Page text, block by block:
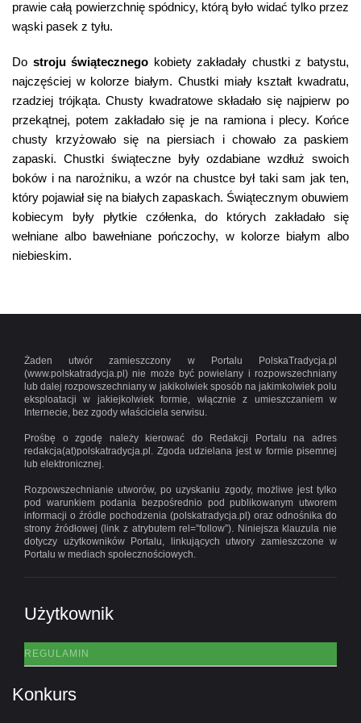
prawie całą powierzchnię spódnicy, którą było widać tylko przez
wąski pasek z tyłu.
Do stroju świątecznego kobiety zakładały chustki z batystu,
najczęściej w kolorze białym. Chustki miały kształt kwadratu,
rzadziej trójkąta. Chusty kwadratowe składało się najpierw po
przekątnej, potem zakładało się je na ramiona i plecy. Końce
chusty krzyżowało się na piersiach i chowało za paskiem
zapaski. Chustki świąteczne były ozdabiane wzdłuż swoich
boków i na narożniku, a wzór na chustce był taki sam jak ten,
który pojawiał się na białych zapaskach. Świątecznym obuwiem
kobiecym były płytkie czółenka, do których zakładało się
wełniane albo bawełniane pończochy, w kolorze białym albo
niebieskim.
Żaden utwór zamieszczony w Portalu PolskaTradycja.pl
(www.polskatradycja.pl) nie może być powielany i rozpowszechniany
lub dalej rozpowszechniany w jakikolwiek sposób na jakimkolwiek polu
eksploatacji w jakiejkolwiek formie, włącznie z umieszczaniem w
Internecie, bez zgody właściciela serwisu.
Prośbę o zgodę należy kierować do Redakcji Portalu na adres
redakcja(at)polskatradycja.pl. Zgoda udzielana jest w formie pisemnej
lub elektronicznej.
Rozpowszechnianie utworów, po uzyskaniu zgody, możliwe jest tylko
pod warunkiem podania bezpośrednio pod publikowanym utworem
informacji o źródle pochodzenia (polskatradycja.pl) oraz odnośnika do
strony źródłowej (link z atrybutem rel=”follow”). Niniejsza klauzula nie
dotyczy użytkowników Portalu, linkujących utwory zamieszczone w
Portalu w mediach społecznościowych.
Użytkownik
REGULAMIN
Konkurs